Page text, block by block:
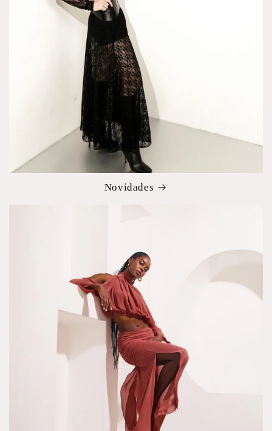
Novidades